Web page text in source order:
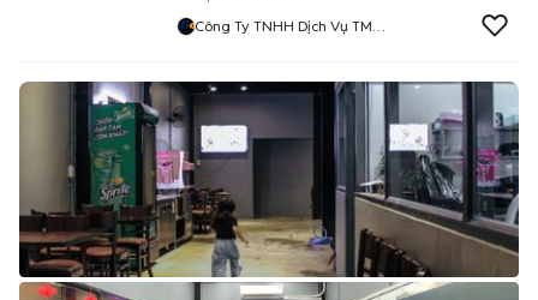
Công Ty TNHH Dịch Vụ TMĐT